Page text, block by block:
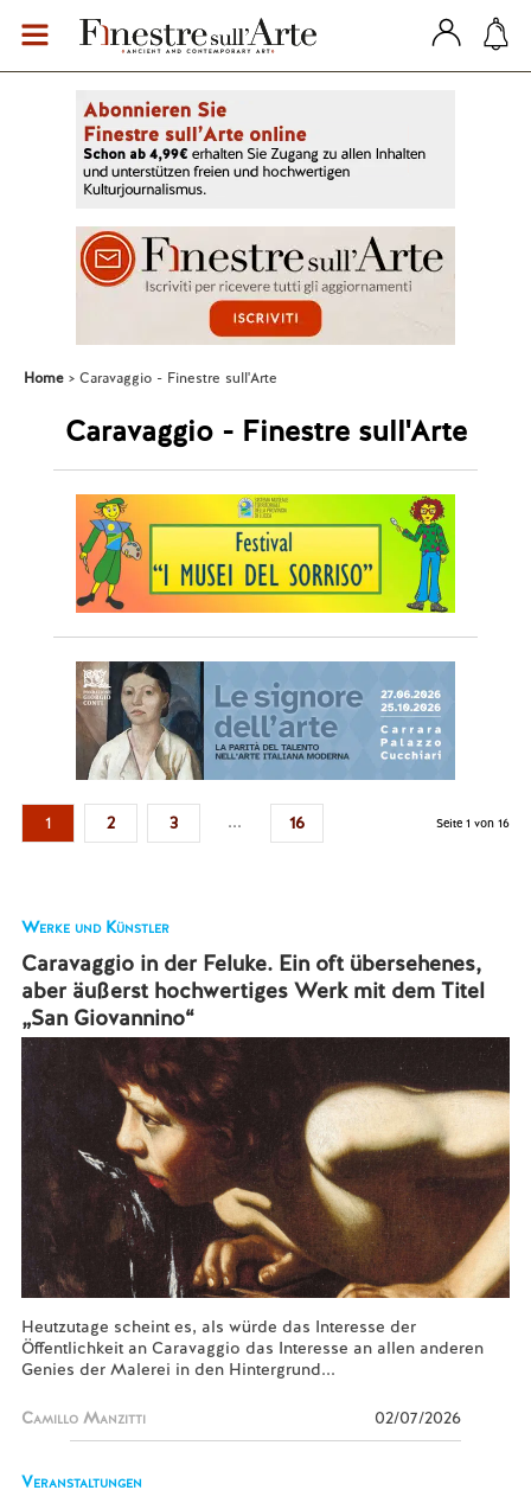
Home Caravaggio - Finestre sull'Arte
Caravaggio - Finestre sull'Arte
1 2 3 ... 16 Seite 1 von 16
Werke und Künstler
Caravaggio in der Feluke. Ein oft übersehenes,
aber äußerst hochwertiges Werk mit dem Titel
„San Giovannino“
Heutzutage scheint es, als würde das Interesse der
Öffentlichkeit an Caravaggio das Interesse an allen anderen
Genies der Malerei in den Hintergrund...
Camillo Manzitti 02/07/2026
Veranstaltungen